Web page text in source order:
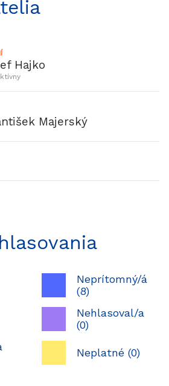
Hajko
Majerský
Neprítomný/á
(8)
Nehlasoval/a
(0)
Neplatné (0)